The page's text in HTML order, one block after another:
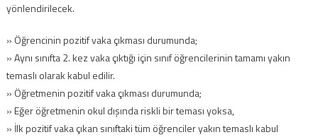
yönlendirilecek.
» Öğrencinin pozitif vaka çıkması durumunda;
» Aynı sınıfta 2. kez vaka çıktığı için sınıf öğrencilerinin tamamı yakın
temaslı olarak kabul edilir.
» Öğretmenin pozitif vaka çıkması durumunda;
» Eğer öğretmenin okul dışında riskli bir teması yoksa,
» İlk pozitif vaka çıkan sınıftaki tüm öğrenciler yakın temaslı kabul